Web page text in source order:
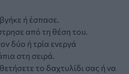
ή έσπασε.
από τη θέση του.
δύο ή τρία ενεργά
στη σειρά.
το δαχτυλίδι σας ή να